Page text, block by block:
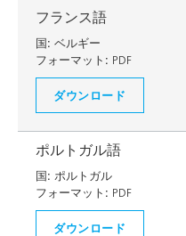
フランス語
国: ベルギー
フォーマット: PDF
ダウンロード
ポルトガル語
国: ポルトガル
フォーマット: PDF
ダウンロード